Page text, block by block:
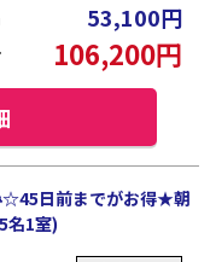
53,100円
106,200円
日前までがお得★朝
名1室)